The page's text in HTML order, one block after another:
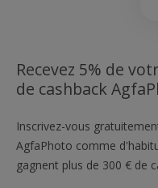
Recevez 5% de
de cashback
Inscrivez-vous
AgfaPhoto comme
gagnent plus de 300 € de